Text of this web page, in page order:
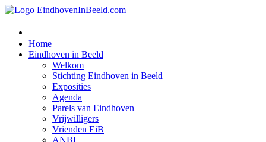
Home
Eindhoven in Beeld
Welkom
Stichting Eindhoven in Beeld
Exposities
Agenda
Parels van Eindhoven
Vrijwilligers
Vrienden EiB
ANBI